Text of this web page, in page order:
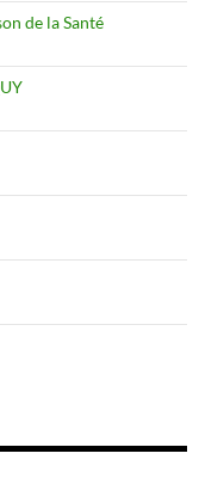
de la Santé